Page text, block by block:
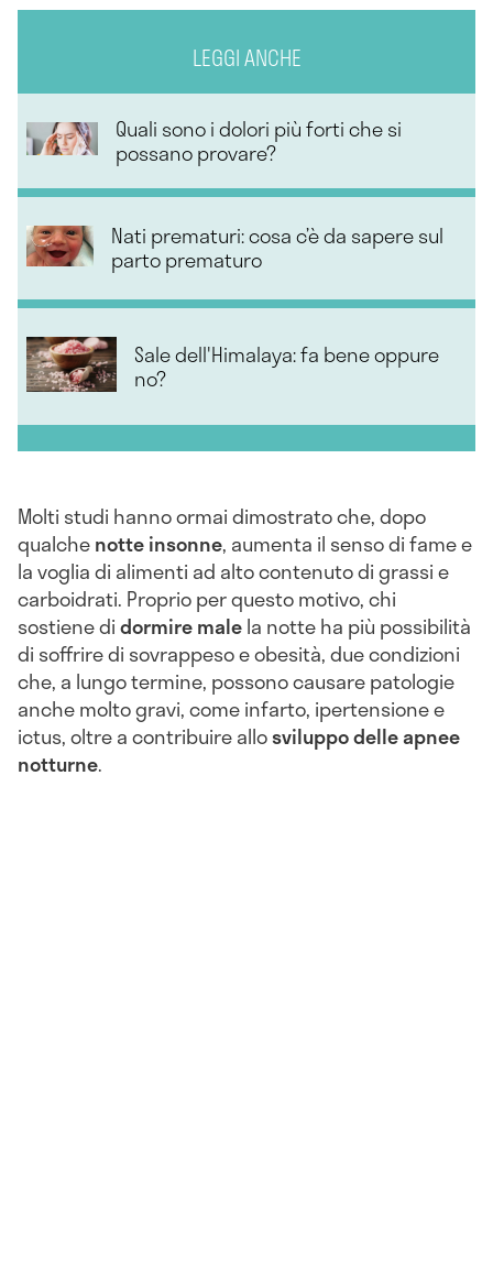
LEGGI ANCHE
Quali sono i dolori più forti che si
possano provare?
Nati prematuri: cosa c’è da sapere sul
parto prematuro
Sale dell'Himalaya: fa bene oppure
no?
Molti studi hanno ormai dimostrato che, dopo
qualchenotte insonne, aumenta il senso di fame e
la voglia di alimenti ad alto contenuto di grassi e
carboidrati. Proprio per questo motivo, chi
sostiene didormire malela notte ha più possibilità
di soffrire di sovrappeso e obesità, due condizioni
che, a lungo termine, possono causare patologie
anche molto gravi, come infarto, ipertensione e
ictus, oltre a contribuire allosviluppo delle apnee
notturne.